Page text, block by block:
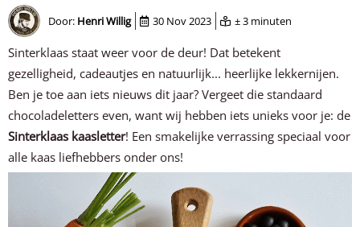
Door: Henri Willig 30 Nov 2023 ± 3 minuten
Sinterklaas staat weer voor de deur! Dat betekent
gezelligheid, cadeautjes en natuurlijk... heerlijke lekkernijen.
Ben je toe aan iets nieuws dit jaar? Vergeet die standaard
chocoladeletters even, want wij hebben iets unieks voor je: de
Sinterklaas kaasletter! Een smakelijke verrassing speciaal voor
alle kaas liefhebbers onder ons!